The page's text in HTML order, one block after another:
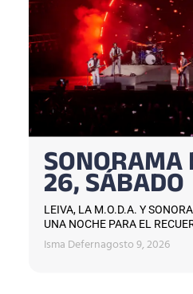
26, SÁBADO
LEIVA, LA M.O.D.A. Y
UNA NOCHE PARA EL
Isma Defernagosto 9, 2026